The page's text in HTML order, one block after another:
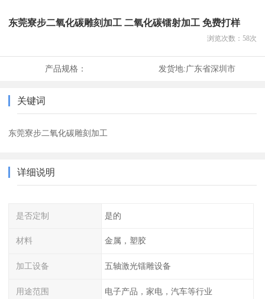
东莞寮步二氧化碳雕刻加工 二氧化碳镭射加工 免费打样
浏览次数： 58次
产品规格： 发货地:广东省深圳市
关键词
东莞寮步二氧化碳雕刻加工
详细说明
是否定制 是的
材料 金属，塑胶
加工设备 五轴激光镭雕设备
用途范围 电子产品，家电，汽车等行业